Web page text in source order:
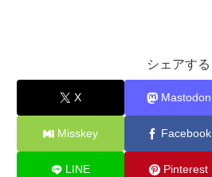
シェアする
X Mastodon
Misskey Facebook
LINE Pinterest